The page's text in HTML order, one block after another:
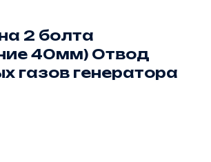
2 болта
40мм) Отвод
газов генератора